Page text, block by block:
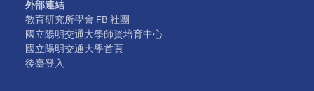
外部連結
教育研究所學會 FB 社團
國立陽明交通大學師資培育中心
國立陽明交通大學首頁
後臺登入